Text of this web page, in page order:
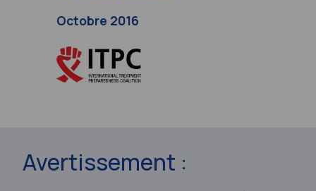
Octobre 2016
Avertissement :